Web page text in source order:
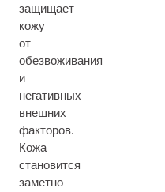
защищает
кожу
от
обезвоживания
и
негативных
внешних
факторов.
Кожа
становится
заметно